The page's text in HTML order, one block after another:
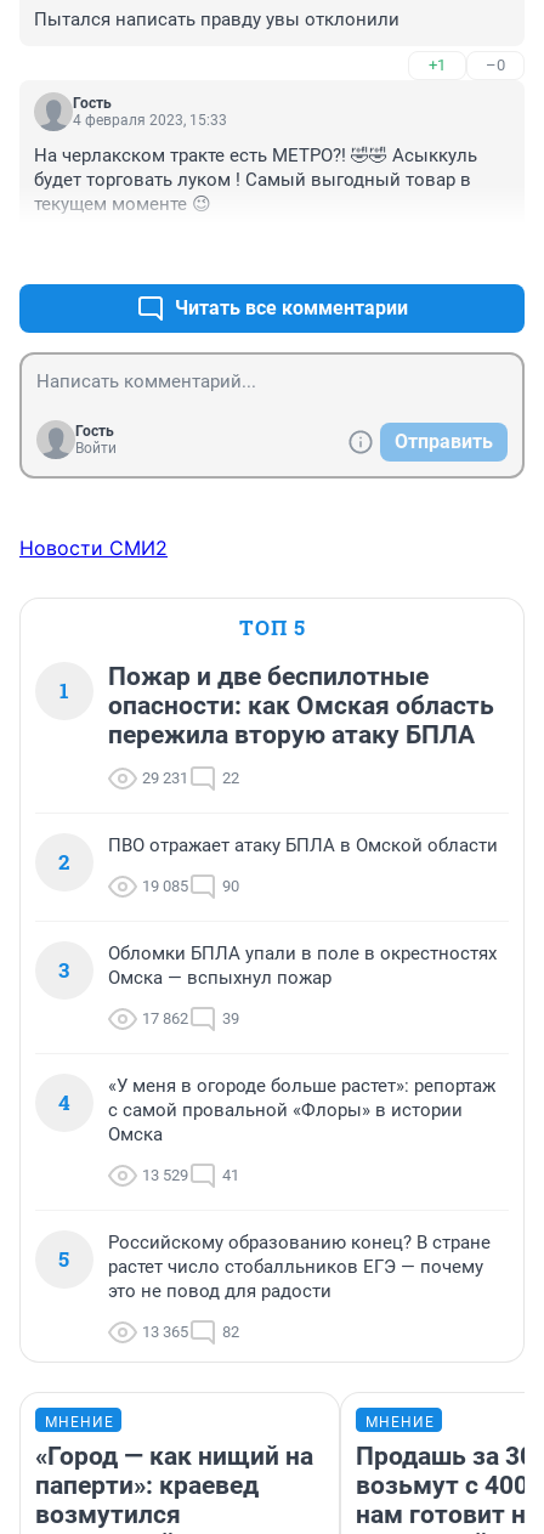
Пытался написать правду увы отклонили
+1 –0
Гость
4 февраля 2023, 15:33
На черлакском тракте есть МЕТРО?! 🤣🤣 Асыккуль
будет торговать луком ! Самый выгодный товар в
текущем моменте 😉
Читать все комментарии
Гость
Войти
Отправить
Новости СМИ2
ТОП 5
1
Пожар и две беспилотные
опасности: как Омская область
пережила вторую атаку БПЛА
29 231 22
2
ПВО отражает атаку БПЛА в Омской области
19 085 90
3
Обломки БПЛА упали в поле в окрестностях
Омска — вспыхнул пожар
17 862 39
4
«У меня в огороде больше растет»: репортаж
с самой провальной «Флоры» в истории
Омска
13 529 41
5
Российскому образованию конец? В стране
растет число стобалльников ЕГЭ — почему
это не повод для радости
13 365 82
МНЕНИЕ
«Город — как нищий на
паперти»: краевед
возмутился
МНЕНИЕ
Продашь за
возьмут с
нам готовит